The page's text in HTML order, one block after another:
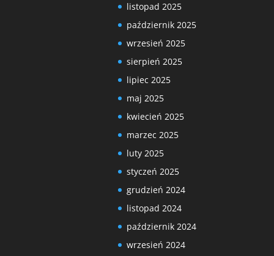
listopad 2025
październik 2025
wrzesień 2025
sierpień 2025
lipiec 2025
maj 2025
kwiecień 2025
marzec 2025
luty 2025
styczeń 2025
grudzień 2024
listopad 2024
październik 2024
wrzesień 2024